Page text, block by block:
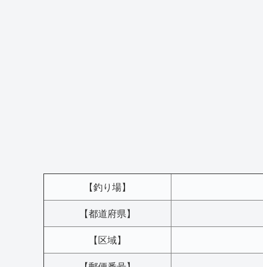
【釣り場】
【都道府県】
【区域】